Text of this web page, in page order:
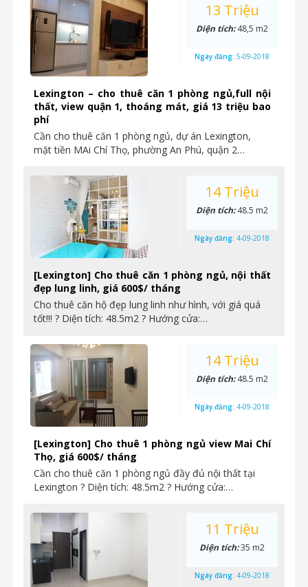
Lexington – cho thuê căn 1 phòng ngủ,full nội
thất, view quận 1, thoáng mát, giá 13 triệu bao
phí
Cần cho thuê căn 1 phòng ngủ, dự án Lexington,
mặt tiền MAi Chí Thọ, phường An Phú, quận 2…
13 Triệu
Diện tích:48,5 m2
Ngày đăng: 5-09-2018
[Lexington] Cho thuê căn 1 phòng ngủ, nội thất
đẹp lung linh, giá 600$/ tháng
Cho thuê căn hộ đẹp lung linh như hình, với giá quá
tốt!!! ? Diện tích: 48.5m2 ? Hướng cửa:…
14 Triệu
Diện tích:48.5 m2
Ngày đăng: 4-09-2018
[Lexington] Cho thuê 1 phòng ngủ view Mai Chí
Thọ, giá 600$/ tháng
Cần cho thuê căn 1 phòng ngủ đầy đủ nội thất tại
Lexington ? Diện tích: 48.5m2 ? Hướng cửa:…
14 Triệu
Diện tích:48.5 m2
Ngày đăng: 4-09-2018
11 Triệu
Diện tích:35 m2
Ngày đăng: 4-09-2018